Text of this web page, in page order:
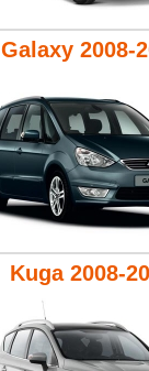
Galaxy 2008-
Kuga 2008-